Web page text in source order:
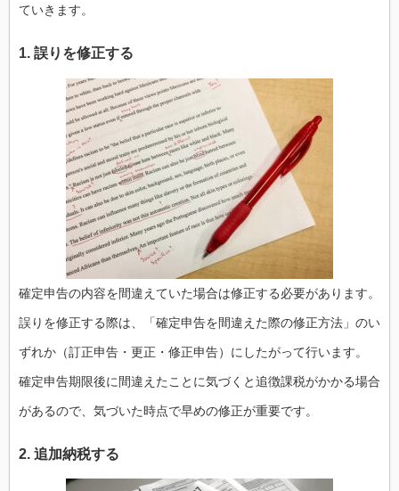
ていきます。
1. 誤りを修正する
確定申告の内容を間違えていた場合は修正する必要があります。
誤りを修正する際は、「確定申告を間違えた際の修正方法」のい
ずれか（訂正申告・更正・修正申告）にしたがって行います。
確定申告期限後に間違えたことに気づくと追徴課税がかかる場合
があるので、気づいた時点で早めの修正が重要です。
2. 追加納税する